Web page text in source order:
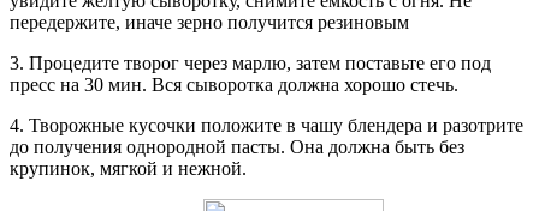
передержите, иначе зерно получится резиновым
3. Процедите творог через марлю, затем поставьте его под
пресс на 30 мин. Вся сыворотка должна хорошо стечь.
4. Творожные кусочки положите в чашу блендера и разотрите
до получения однородной пасты. Она должна быть без
крупинок, мягкой и нежной.